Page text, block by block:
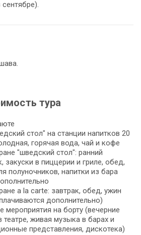
тура
стол" на станции напитков 20
горячая вода, чай и кофе
"шведский стол": ранний
закуски в пиццерии и гриле, обед,
полуночников, напитки из бара
a la carte: завтрак, обед, ужин
дополнительно)
мероприятия на борту (вечерние
театре, живая музыка в барах и
представления, дискотека)